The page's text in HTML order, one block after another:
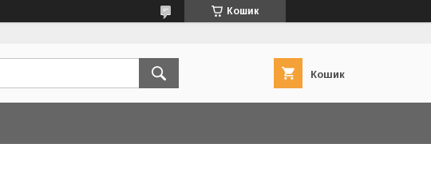
Кошик
Кошик